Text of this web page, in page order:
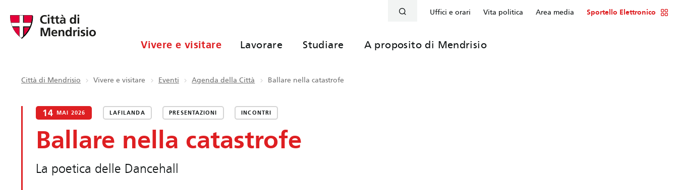
Uffici e orari Vita politica Area media Sportello Elettronico
Vivere e visitare Lavorare Studiare A proposito di Mendrisio
Città di Mendrisio Vivere e visitare Eventi Agenda della Città Ballare nella catastrofe
14 MAI 2026 LAFILANDA PRESENTAZIONI INCONTRI
Ballare nella catastrofe
La poetica delle Dancehall